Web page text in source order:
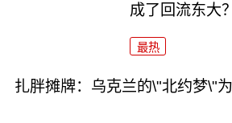
成了回流东大？
最热
扎胖摊牌：乌克兰的\"北约梦\"